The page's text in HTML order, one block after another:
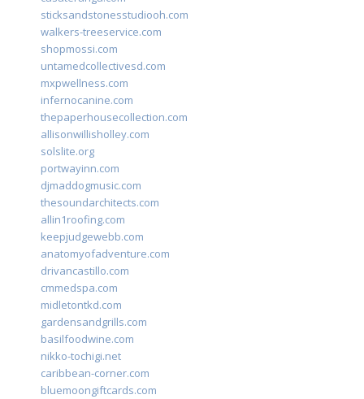
sticksandstonesstudiooh.com
walkers-treeservice.com
shopmossi.com
untamedcollectivesd.com
mxpwellness.com
infernocanine.com
thepaperhousecollection.com
allisonwillisholley.com
solslite.org
portwayinn.com
djmaddogmusic.com
thesoundarchitects.com
allin1roofing.com
keepjudgewebb.com
anatomyofadventure.com
drivancastillo.com
cmmedspa.com
midletontkd.com
gardensandgrills.com
basilfoodwine.com
nikko-tochigi.net
caribbean-corner.com
bluemoongiftcards.com